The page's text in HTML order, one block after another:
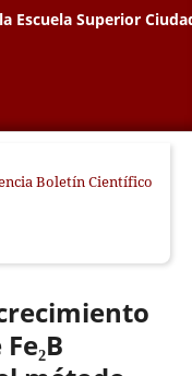
Escuela Superior
Boletín Científico